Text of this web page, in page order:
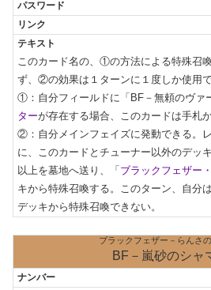
このカード名の、①の方法による特殊召
ず、②の効果は１ターンに１度しか使用で
①：自分フィールドに「BF－無頼のヴァ
ターが存在する場合、このカードは手札
②：自分メインフェイズに発動できる。
に、このカードとチューナー以外のデッ
以上を墓地へ送り、「 ブラックフェザー
キから特殊召喚する。このターン、自分は
デッキから特殊召喚できない。
ブラックフェザー－らんさ
BF－嵐砂のシャ